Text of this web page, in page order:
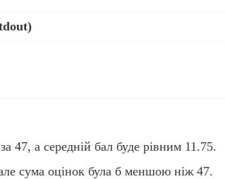
47, а середній бал буде рівним 11.75.
сума оцінок була б меншою ніж 47.